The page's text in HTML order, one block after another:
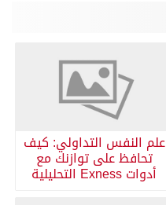
علم النفس التداولي: كيف
تحافظ على توازنك مع
أدوات Exness التحليلية